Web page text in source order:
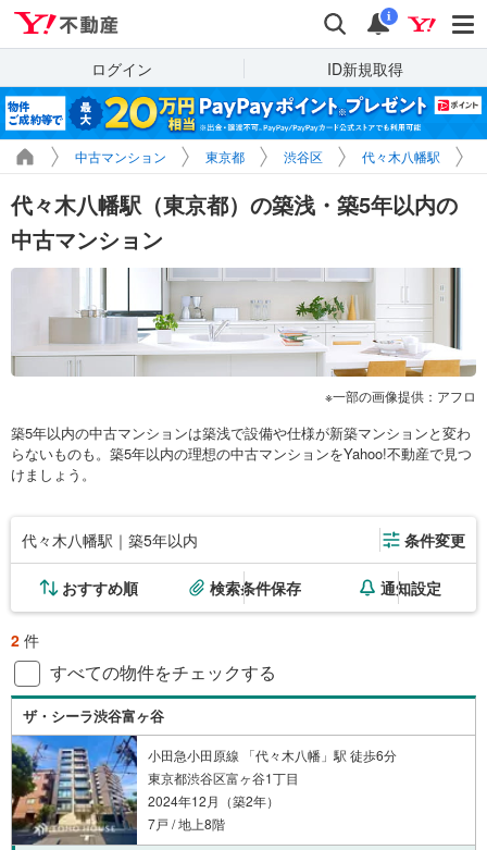
検索 通知
i
ログイン ID新規取得
中古マンション 東京都 渋谷区 代々木八幡駅
代々木八幡駅（東京都）の築浅・築5年以内の
中古マンション
一部の画像提供：アフロ
築5年以内の中古マンションは築浅で設備や仕様が新築マンションと変わ
らないものも。築5年以内の理想の中古マンションをYahoo!不動産で見つ
けましょう。
代々木八幡駅｜築5年以内 条件変更
おすすめ順 検索条件保存 通知設定
2 件
すべての物件をチェックする
ザ・シーラ渋谷富ヶ谷
小田急小田原線 「代々木八幡」駅 徒歩6分
東京都渋谷区富ヶ谷1丁目
2024年12月（築2年）
7戸 / 地上8階